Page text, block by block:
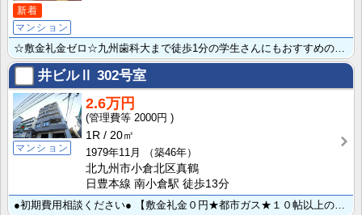
新着
マンション
井ビルⅡ 302号室
マンション
2.6万円
2000円
1R
20㎡
1979年11月
（築46年）
北九州市小倉北区真鶴
日豊本線 南小倉駅 徒歩13分
●初期費用相談ください● 【敷金礼金０円★都市ガス★１０帖以上の広めのワンルーム】 トイレ風呂別マン･･･